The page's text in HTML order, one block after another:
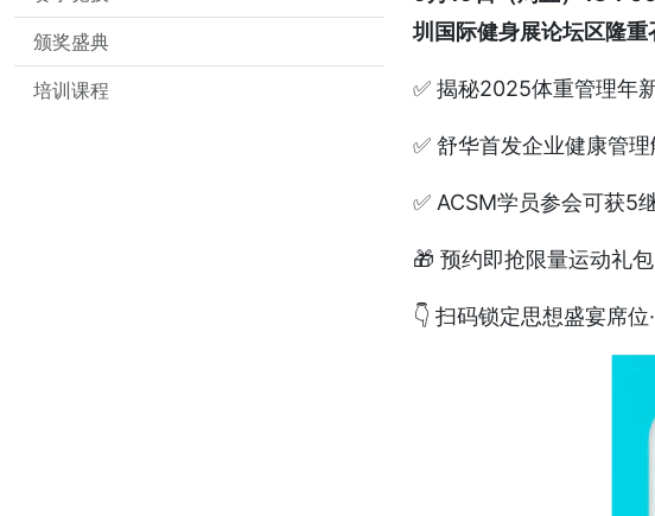
颁奖盛典
培训课程
圳国际健身展论坛区隆重
✅ 揭秘2025体重管理年
✅ 舒华首发企业健康管
✅ ACSM学员参会可获5
🎁 预约即抢限量运动礼
👇 扫码锁定思想盛宴席